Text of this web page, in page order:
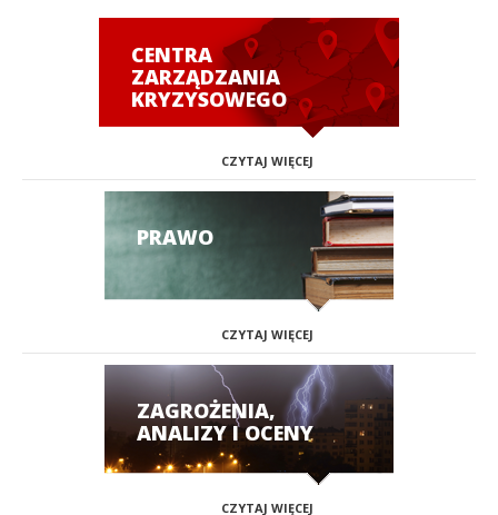
CENTRA
ZARZĄDZANIA
KRYZYSOWEGO
CZYTAJ WIĘCEJ
PRAWO
CZYTAJ WIĘCEJ
ZAGROŻENIA,
ANALIZY I OCENY
CZYTAJ WIĘCEJ